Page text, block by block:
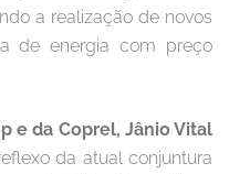
a realização de novos
de energia com preço
e da Coprel, Jânio Vital
da atual conjuntura